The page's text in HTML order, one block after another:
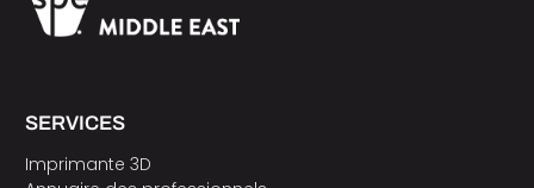
SERVICES
Imprimante 3D